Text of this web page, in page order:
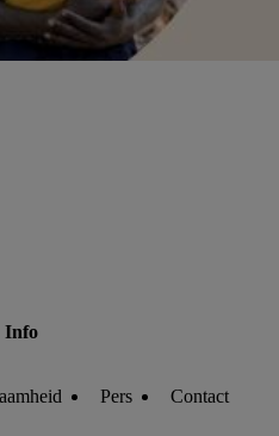
Info
Pers Contact